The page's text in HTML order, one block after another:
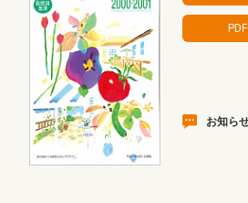
お知ら